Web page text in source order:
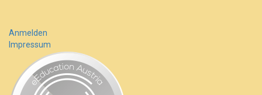
Anmelden
Impressum